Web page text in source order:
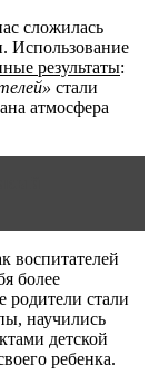
сложилась
Использование
результаты:
стали
атмосфера
воспитателей
более
стали
научились
детской
ребенка.